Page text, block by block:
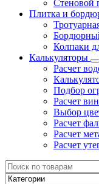
Стеновой
Плитка и
Колпаки
Калькуляторы
Расчет
Подбор
Расчет
Выбор
Расчет
Расчет
Расчет
Search
for: